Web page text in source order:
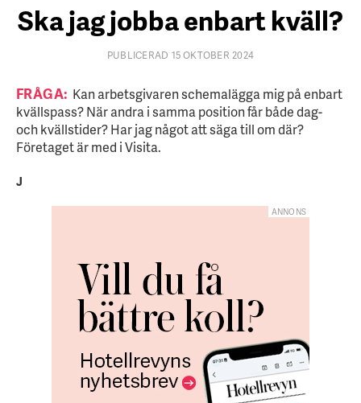
Ska jag jobba enbart kväll?
PUBLICERAD 15 OKTOBER 2024
FRÅGA: Kan arbetsgivaren schemalägga mig på enbart
kvällspass? När andra i samma position får både dag-
och kvällstider? Har jag något att säga till om där?
Företaget är med i Visita.
J
ANNONS